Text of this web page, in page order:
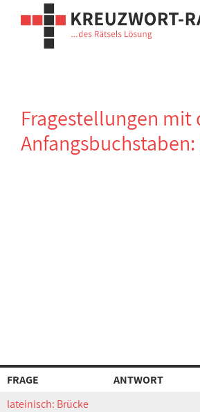
Fragestellungen mit
Anfangsbuchstaben:
FRAGE
ANTWORT
lateinisch: Brücke